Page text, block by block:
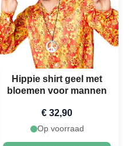
Hippie shirt geel met
bloemen voor mannen
€ 32,90
Op voorraad